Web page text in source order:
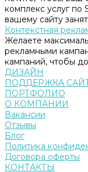
комплекс услуг по
вашему сайту
Контекстная
Желаете
рекламными
кампаний, чтобы
ДИЗАЙН
ПОДДЕРЖКА
ПОРТФОЛИО
О КОМПАНИИ
Вакансии
Отзывы
Блог
Политика
Договора оферты
КОНТАКТЫ